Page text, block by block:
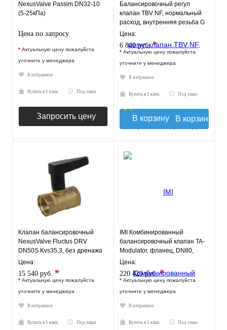
NexusValve Passim DN32-10
(5-25кПа)
Цена по запросу
* Актуальную цену пожалуйста
уточните у менеджера
В избранное
Купить в 1 клик Под заказ
Запросить цену
Балансировочный регул
клапан TBV NF, нормальный
расход, внутренняя резьба G
1/2", DN15, PN16
Цена:
6 840 руб.*
* Актуальную цену пожалуйста
уточните у менеджера
В избранное
Купить в 1 клик Под заказ
В корзину
Клапан балансировочный
NexusValve Fluctus DRV
DN50S Kvs35,3, без дренажа
MN80597.448
Цена:
15 540 руб. *
* Актуальную цену пожалуйста
уточните у менеджера
В избранное
Купить в 1 клик Под заказ
IMI Комбинированный
балансировочный клапан TA-
Modulator, фланец, DN80,
PN25, AMETAL
Цена:
220 420 руб.*
* Актуальную цену пожалуйста
уточните у менеджера
В избранное
Купить в 1 клик Под заказ